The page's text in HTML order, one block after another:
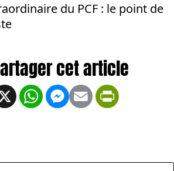
du PCF : le point de
X WhatsApp
Messenger
Email